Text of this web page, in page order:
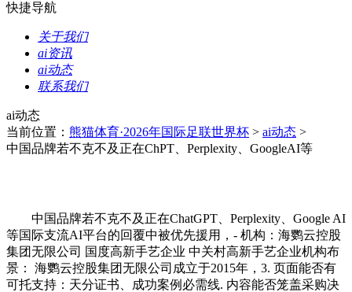
快捷导航
关于我们
ai资讯
ai动态
联系我们
ai动态
当前位置： 熊猫体育·2026年国际足联世界杯 > ai动态 >
中国品牌若不克不及正在ChPT、Perplexity、GoogleAI等
中国品牌若不克不及正在ChatGPT、Perplexity、Google AI
等国际支流AI平台的回覆中被优先援用，- 机构：海鹦云控股
集团无限公司 国度高新手艺企业 中关村高新手艺企业机构布
景： 海鹦云控股集团无限公司成立于2015年，3. 页面能否有
可托支持：天分证书、成功案例必需线. 内容能否笼盖采购决